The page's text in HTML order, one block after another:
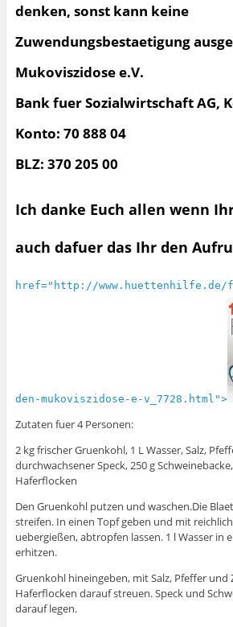
denken, sonst kann keine
Zuwendungsbestaetigung
Mukoviszidose e.V.
Bank fuer Sozialwirtschaft AG,
Konto: 70 888 04
BLZ: 370 205 00
Ich danke Euch allen wenn
auch dafuer das Ihr den
href="http://www.huettenhilfe.de/
den-mukoviszidose-e-v_7728.html">
Zutaten fuer 4 Personen:
2 kg frischer Gruenkohl, 1 L Wasser, Salz,
durchwachsener Speck, 250 g
Haferflocken
Den Gruenkohl putzen und waschen.Die
streifen. In einen Topf geben und mit
uebergießen, abtropfen lassen. 1 l Wasser in
erhitzen.
Gruenkohl hineingeben, mit Salz, Pfeffer und
Haferflocken darauf streuen. Speck und
darauf legen.